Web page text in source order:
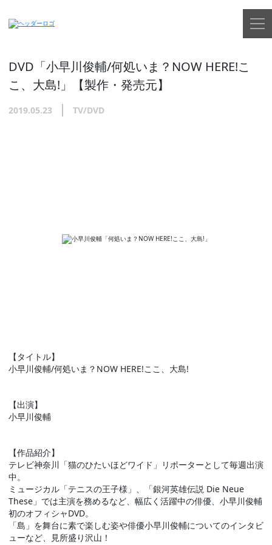
DVD「小早川俊輔/何処いま？NOW HERE!こ
こ、大島!」【製作・発売元】
2019.05.23 TV/DVD
【タイトル】
小早川俊輔/何処いま？NOW HERE!ここ、大島!
【出演】
小早川俊輔
【作品紹介】
テレビ神奈川「猫のひたいほどワイド」リポーターとして毎週出演
中。
ミュージカル「テニスの王子様」、「銀河英雄伝説 Die Neue
These」では主演を務めるなど、幅広く活躍中の俳優、小早川俊輔
初のオフィシャDVD。
「島」を舞台に素で楽しむ姿や俳優小早川俊輔についてのインタビ
ューなど、見所盛り沢山！